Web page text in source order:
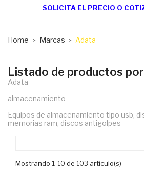
SOLICITA EL PRECIO O
Home Marcas Adata
Listado de productos
Adata
almacenamiento
Equipos de almacenamiento tipo usb,
memorias ram, discos antigolpes
Mostrando 1-10 de 103 artículo(s)